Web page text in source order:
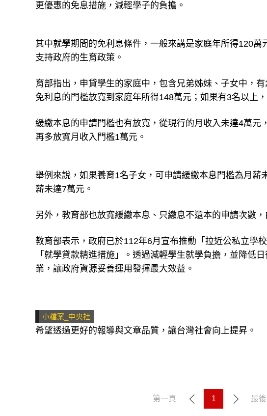
更優惠的免息措施，減輕學子的負擔。
其中就學期間的免利息條件，一般來講是家庭年所得120
支持政府的生育政策。
育部指出，申貸學生的家庭中，包含兄弟姊妹、子女中，
免利息的門檻放寬到家庭年所得148萬元；如果有3名以上
緩繳本息的申請門檻也有放寬，從現行的月收入未達4萬元
再多放寬月收入門檻1萬元。
舉例來說，如果養育1名子女，可申請緩繳本息門檻為月薪
薪未達7萬元。
另外，教育部也放寬緩繳本息、只繳息不還本的申請次數
教育部表示，政府已於112年6月宣布推動「拉近公私立學
「就學貸款精進措施」。透過減輕學生就學負擔，並降低
業，讓政府資源妥善運用發揮最大效益。
小檔案_中央社
希望透過更好的報導與文章品質，讓台灣社會向上提昇。
第一頁 1 最